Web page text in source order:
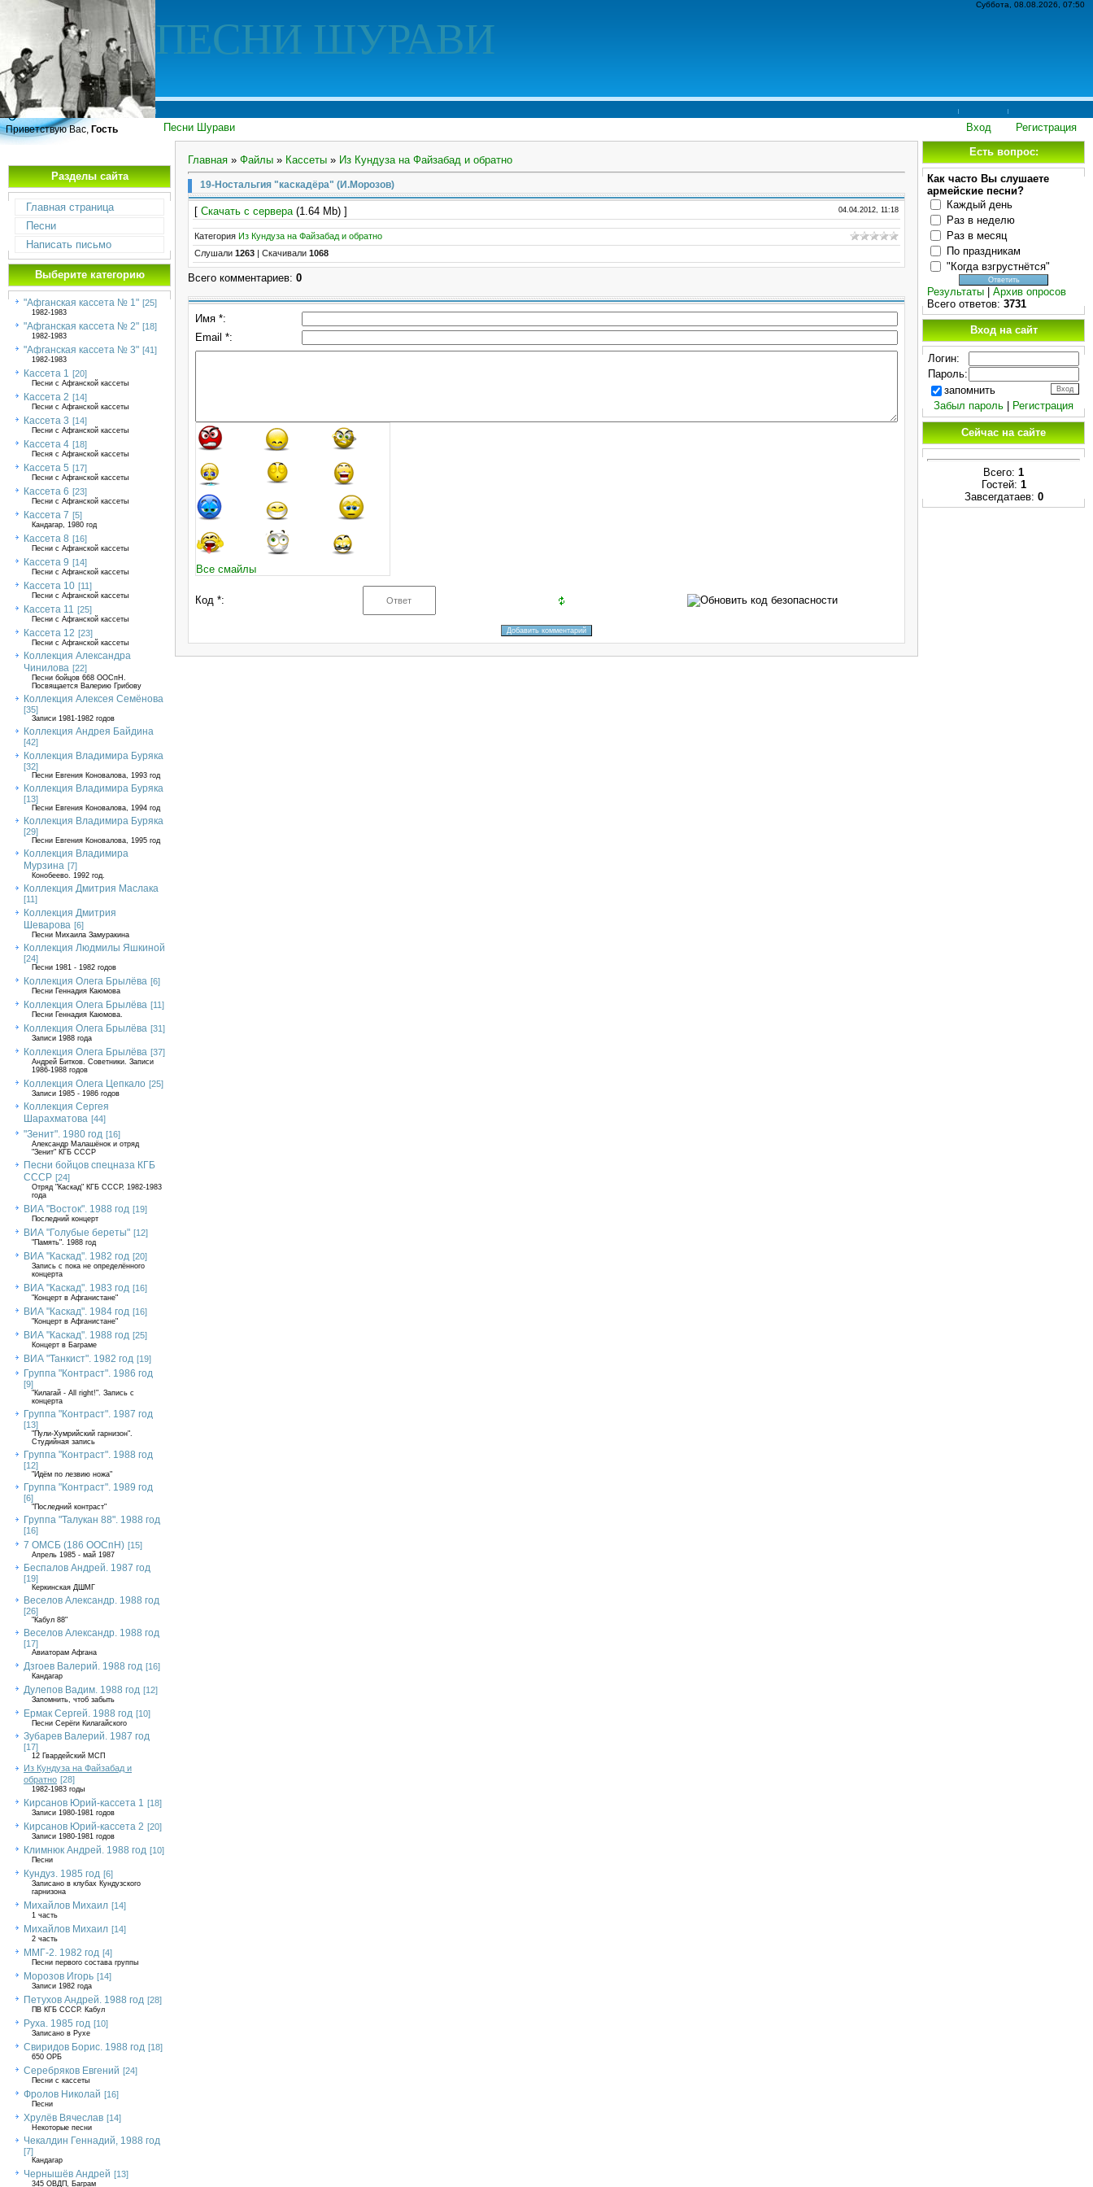
Суббота, 08.08.2026, 07:50
ПЕСНИ ШУРАВИ
Песни Шурави Регистрация
Вход
Приветствую Вас, Гость
Разделы сайта
Главная страница
Песни
Написать письмо
Выберите категорию
"Афганская кассета № 1" [25]
1982-1983
"Афганская кассета № 2" [18]
1982-1983
"Афганская кассета № 3" [41]
1982-1983
Кассета 1 [20]
Песни с Афганской кассеты
Кассета 2 [14]
Песни с Афганской кассеты
Кассета 3 [14]
Песни с Афганской кассеты
Кассета 4 [18]
Песня с Афганской кассеты
Кассета 5 [17]
Песни с Афганской кассеты
Кассета 6 [23]
Песни с Афганской кассеты
Кассета 7 [5]
Кандагар, 1980 год
Кассета 8 [16]
Песни с Афганской кассеты
Кассета 9 [14]
Песни с Афганской кассеты
Кассета 10 [11]
Песни с Афганской кассеты
Кассета 11 [25]
Песни с Афганской кассеты
Кассета 12 [23]
Песни с Афганской кассеты
Коллекция Александра
Чинилова [22]
Песни бойцов 668 ООСпН.
Посвящается Валерию Грибову
Коллекция Алексея Семёнова
[35]
Записи 1981-1982 годов
Коллекция Андрея Байдина
[42]
Коллекция Владимира Буряка
[32]
Песни Евгения Коновалова, 1993 год
Коллекция Владимира Буряка
[13]
Песни Евгения Коновалова, 1994 год
Коллекция Владимира Буряка
[29]
Песни Евгения Коновалова, 1995 год
Коллекция Владимира
Мурзина [7]
Конобеево. 1992 год.
Коллекция Дмитрия Маслака
[11]
Коллекция Дмитрия
Шеварова [6]
Песни Михаила Замуракина
Коллекция Людмилы Яшкиной
[24]
Песни 1981 - 1982 годов
Коллекция Олега Брылёва [6]
Песни Геннадия Каюмова
Коллекция Олега Брылёва [11]
Песни Геннадия Каюмова.
Коллекция Олега Брылёва [31]
Записи 1988 года
Коллекция Олега Брылёва [37]
Андрей Битков. Советники. Записи
1986-1988 годов
Коллекция Олега Цепкало [25]
Записи 1985 - 1986 годов
Коллекция Сергея
Шарахматова [44]
"Зенит". 1980 год [16]
Александр Малашёнок и отряд
"Зенит" КГБ СССР
Песни бойцов спецназа КГБ
СССР [24]
Отряд "Каскад" КГБ СССР, 1982-1983
года
ВИА "Восток". 1988 год [19]
Последний концерт
ВИА "Голубые береты" [12]
"Память". 1988 год
ВИА "Каскад". 1982 год [20]
Запись с пока не определённого
концерта
ВИА "Каскад". 1983 год [16]
"Концерт в Афганистане"
ВИА "Каскад". 1984 год [16]
"Концерт в Афганистане"
ВИА "Каскад". 1988 год [25]
Концерт в Баграме
ВИА "Танкист". 1982 год [19]
Группа "Контраст". 1986 год
[9]
"Килагай - All right!". Запись с
концерта
Группа "Контраст". 1987 год
[13]
"Пули-Хумрийский гарнизон".
Студийная запись
Группа "Контраст". 1988 год
[12]
"Идём по лезвию ножа"
Группа "Контраст". 1989 год
[6]
"Последний контраст"
Группа "Талукан 88". 1988 год
[16]
7 ОМСБ (186 ООСпН) [15]
Апрель 1985 - май 1987
Беспалов Андрей. 1987 год
[19]
Керкинская ДШМГ
Веселов Александр. 1988 год
[26]
"Кабул 88"
Веселов Александр. 1988 год
[17]
Авиаторам Афгана
Дзгоев Валерий. 1988 год [16]
Кандагар
Дулепов Вадим. 1988 год [12]
Запомнить, чтоб забыть
Ермак Сергей. 1988 год [10]
Песни Серёги Килагайского
Зубарев Валерий. 1987 год
[17]
12 Гвардейский МСП
Из Кундуза на Файзабад и
обратно [28]
1982-1983 годы
Кирсанов Юрий-кассета 1 [18]
Записи 1980-1981 годов
Кирсанов Юрий-кассета 2 [20]
Записи 1980-1981 годов
Климнюк Андрей. 1988 год [10]
Песни
Кундуз. 1985 год [6]
Записано в клубах Кундузского
гарнизона
Михайлов Михаил [14]
1 часть
Михайлов Михаил [14]
2 часть
ММГ-2. 1982 год [4]
Песни первого состава группы
Морозов Игорь [14]
Записи 1982 года
Петухов Андрей. 1988 год [28]
ПВ КГБ СССР. Кабул
Руха. 1985 год [10]
Записано в Рухе
Свиридов Борис. 1988 год [18]
650 ОРБ
Серебряков Евгений [24]
Песни с кассеты
Фролов Николай [16]
Песни
Хрулёв Вячеслав [14]
Некоторые песни
Чекалдин Геннадий, 1988 год
[7]
Кандагар
Чернышёв Андрей [13]
345 ОВДП, Баграм
Главная » Файлы » Кассеты » Из Кундуза на Файзабад и обратно
19-Ностальгия "каскадёра" (И.Морозов)
[ Скачать с сервера(1.64 Mb) ] 04.04.2012, 11:18
Категория Из Кундуза на Файзабад и обратно
Слушали 1263 Скачивали 1068
Всего комментариев: 0
Имя *:
Email *:
Все смайлы
Код *:
Есть вопрос:
Как часто Вы слушаете
армейские песни?
Каждый день
Раз в неделю
Раз в месяц
По праздникам
"Когда взгрустнётся"
Результаты
Архив опросов
Всего ответов: 3731
Вход на сайт
Логин:
Пароль:
запомнить
Забыл пароль
Регистрация
Сейчас на сайте
Всего: 1
Гостей: 1
Завсегдатаев: 0